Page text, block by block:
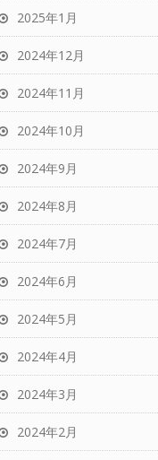
2025年1月
2024年12月
2024年11月
2024年10月
2024年9月
2024年8月
2024年7月
2024年6月
2024年5月
2024年4月
2024年3月
2024年2月